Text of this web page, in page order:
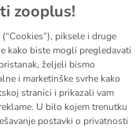
Impressum
DSA
Kontakt
zooplus!
piksele i druge
kako biste mogli pregledavati
željeli bismo
i marketinške svrhe kako
stranici i prikazali vam
U bilo kojem trenutku
postavki o privatnosti